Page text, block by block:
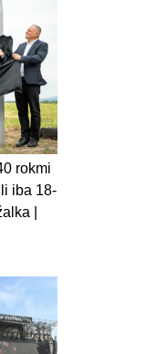
rokmi
iba 18-
|